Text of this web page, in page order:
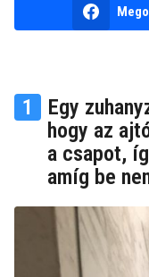
n
u
t
1
Egy
hogy az
a csapot,
amíg be